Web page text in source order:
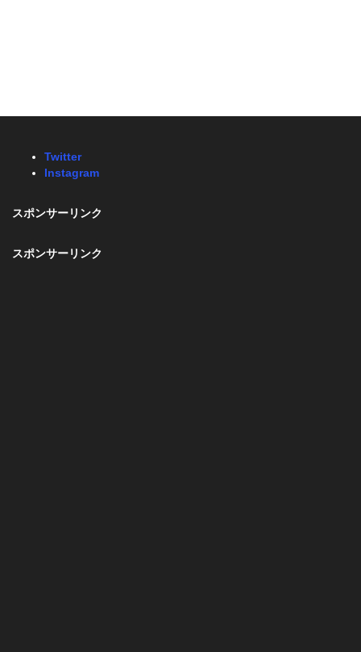
Twitter
Instagram
スポンサーリンク
スポンサーリンク